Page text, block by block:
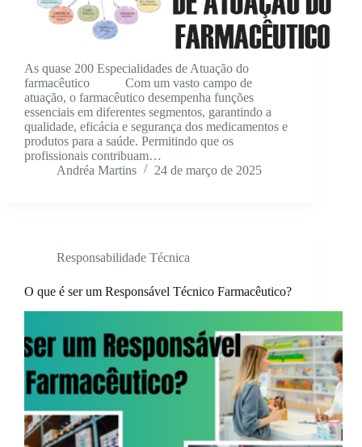
As quase 200 Especialidades de Atuação do
farmacêutico Com um vasto campo de
atuação, o farmacêutico desempenha funções
essenciais em diferentes segmentos, garantindo a
qualidade, eficácia e segurança dos medicamentos e
produtos para a saúde. Permitindo que os
profissionais contribuam…
Andréa Martins
24 de março de 2025
Responsabilidade Técnica
O que é ser um Responsável Técnico Farmacêutico?